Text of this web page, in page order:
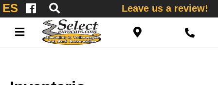
ES Leave us a review!